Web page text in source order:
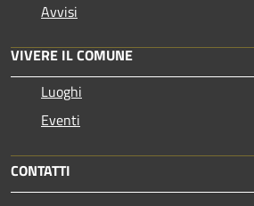
Avvisi
VIVERE IL COMUNE
Luoghi
Eventi
CONTATTI